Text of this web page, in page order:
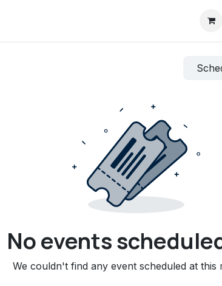
No events
We couldn't find any event scheduled at this